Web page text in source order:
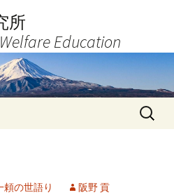
所
Education
検
索:
頼の世語り 阪野 貢